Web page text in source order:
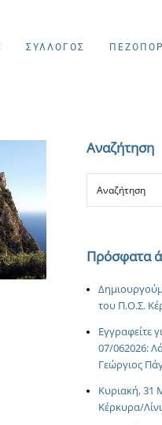
ΣΥΛΛΟΓΟΣ
Αναζήτηση
Πρόσφατα
του Π.Ο.Σ.
Εγγραφείτε
07/062026:
Γεώργιος
Κυριακή, 31
Κέρκυρα/